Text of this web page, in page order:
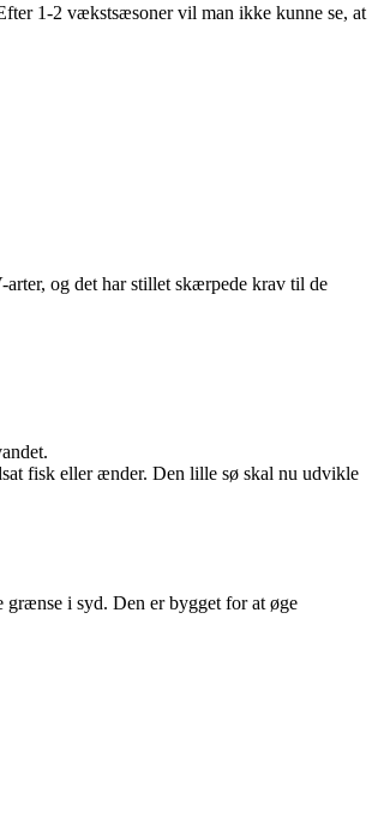
1-2 vækstsæsoner vil man ikke kunne se, at
og det har stillet skærpede krav til de
fisk eller ænder. Den lille sø skal nu udvikle
i syd. Den er bygget for at øge